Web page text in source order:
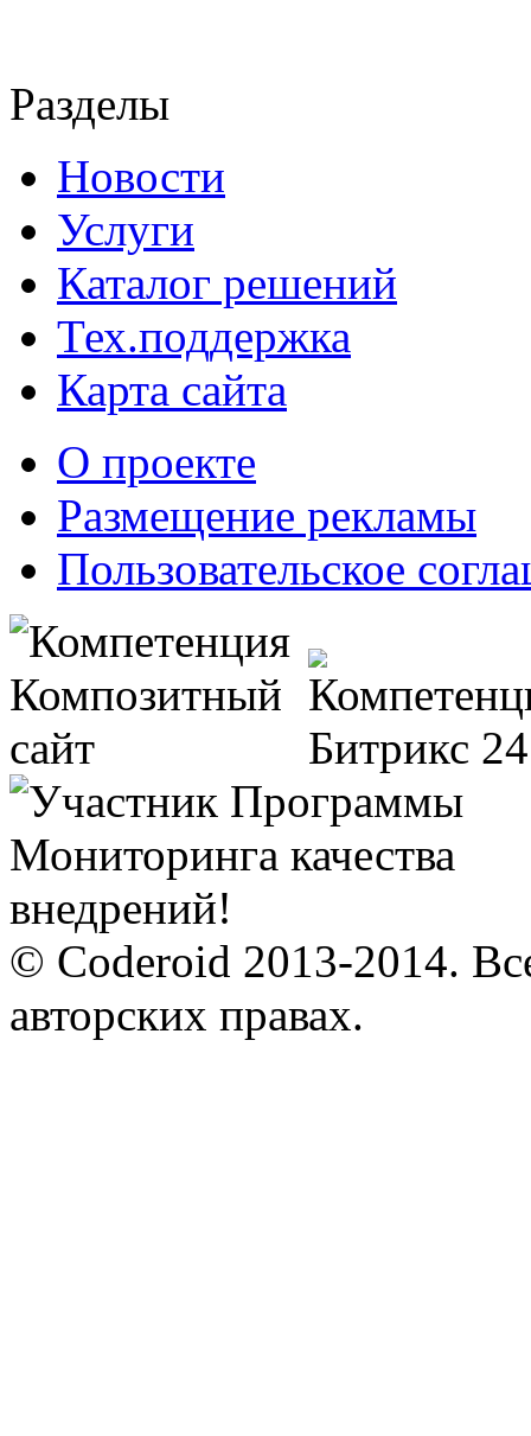
Разделы
Новости
Услуги
Каталог решений
Тех.поддержка
Карта сайта
О проекте
Размещение рекламы
Пользовательское
© Coderoid 2013-2014.
авторских правах.